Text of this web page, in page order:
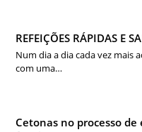
REFEIÇÕES RÁPIDAS E
Num dia a dia cada vez mais
com uma…
Cetonas no processo